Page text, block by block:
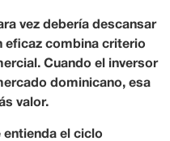
vez debería descansar
eficaz combina criterio
Cuando el inversor
dominicano, esa
valor.
entienda el ciclo